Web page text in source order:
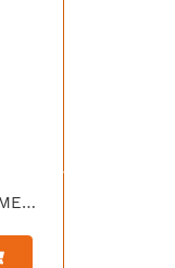
[ME128GBDSQ] SANDISK MEMORIA FLASH ULTRA MICROSDHC UHS-I CLASS10 128GB